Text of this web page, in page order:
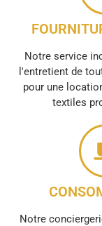
Notre service
l'entretient de
pour une
textiles
Notre